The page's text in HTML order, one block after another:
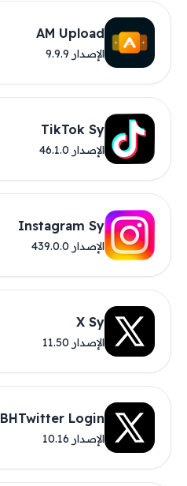
AM Upload
الإصدار 9.9.9
TikTok Sy
الإصدار 46.1.0
Instagram Sy
الإصدار 439.0.0
X Sy
الإصدار 11.50
BHTwitter Login
الإصدار 10.16